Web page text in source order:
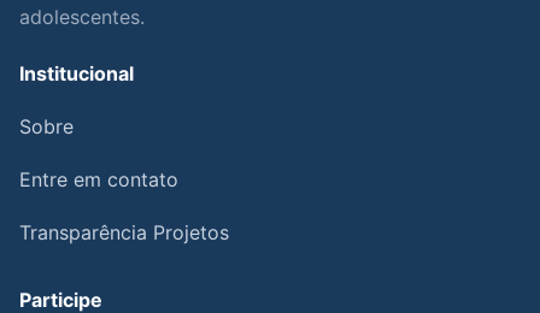
adolescentes.
Institucional
Sobre
Entre em contato
Transparência Projetos
Participe